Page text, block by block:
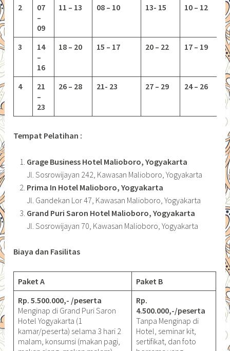
2
07
–
09
11 – 13 08 – 10 13- 15 10 – 12
3
14
–
16
18 – 20 15 – 17 20 – 22 17 – 19
4
21
–
23
26 – 28 21- 23 27 – 29 24 – 26
Tempat Pelatihan :
Grage Business Hotel Malioboro, Yogyakarta
Jl. Sosrowijayan 242, Kawasan Malioboro, Yogyakarta
Prima In Hotel Malioboro, Yogyakarta
Jl. Gandekan Lor 47, Kawasan Malioboro, Yogyakarta
Grand Puri Saron Hotel Malioboro, Yogyakarta
Jl. Sosrowijayan 70, Kawasan Malioboro, Yogyakarta
Biaya dan Fasilitas
Paket A
Paket B
Rp. 5.500.000,- /peserta
Menginap di Grand Puri Saron
Hotel Yogyakarta (1
kamar/peserta) selama 3 hari 2
malam, konsumsi (makan pagi,
Rp.
4.500.000,-/peserta
Tanpa Menginap di
Hotel, seminar kit,
sertifikat, dan foto